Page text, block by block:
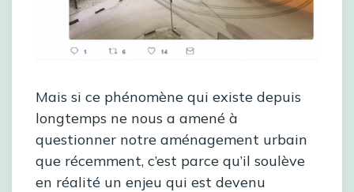
Mais si ce phénomène qui existe depuis
longtemps ne nous a amené à
questionner notre aménagement urbain
que récemment, c’est parce qu’il soulève
en réalité un enjeu qui est devenu